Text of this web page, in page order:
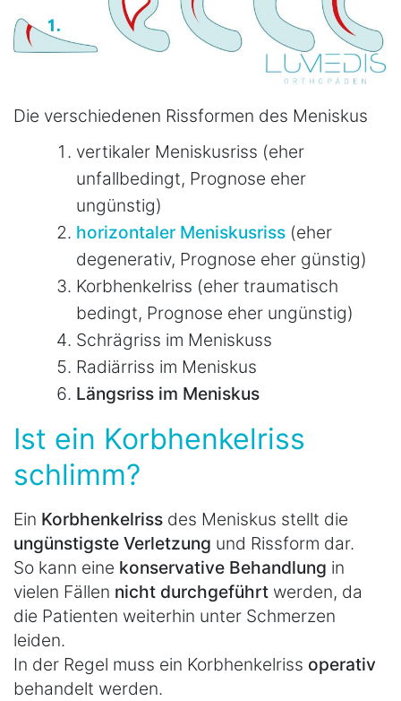
Die verschiedenen Rissformen des Meniskus
vertikaler Meniskusriss (eher
unfallbedingt, Prognose eher
ungünstig)
horizontaler Meniskusriss (eher
degenerativ, Prognose eher günstig)
Korbhenkelriss (eher traumatisch
bedingt, Prognose eher ungünstig)
Schrägriss im Meniskuss
Radiärriss im Meniskus
Längsriss im Meniskus
Ist ein Korbhenkelriss
schlimm?
Ein Korbhenkelriss des Meniskus stellt die
ungünstigste Verletzung und Rissform dar.
So kann eine konservative Behandlung in
vielen Fällen nicht durchgeführt werden, da
die Patienten weiterhin unter Schmerzen
leiden.
In der Regel muss ein Korbhenkelriss operativ
behandelt werden.